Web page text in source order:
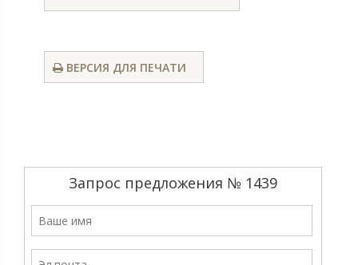
ВЕРСИЯ ДЛЯ ПЕЧАТИ
Запрос предложения № 1439